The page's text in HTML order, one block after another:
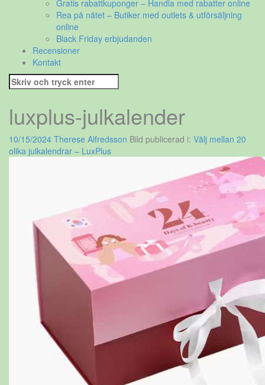
Gratis rabattkuponger – Handla med rabatter online
Rea på nätet – Butiker med outlets & utförsäljning
online
Black Friday erbjudanden
Recensioner
Kontakt
Sök
efter:
luxplus-julkalender
10/15/2024 Therese Alfredsson Bild publicerad i: Välj mellan 20
olika julkalendrar – LuxPlus